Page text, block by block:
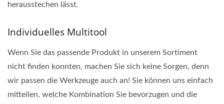
herausstechen lässt.
Individuelles Multitool
Wenn Sie das passende Produkt in unserem Sortiment
nicht finden konnten, machen Sie sich keine Sorgen, denn
wir passen die Werkzeuge auch an! Sie können uns einfach
mitteilen, welche Kombination Sie bevorzugen und die